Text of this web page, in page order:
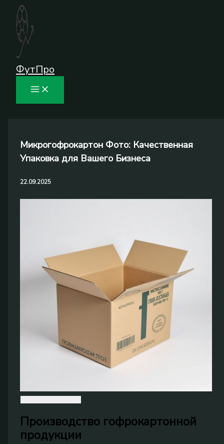
Перейти
содержимому
ФутПро
Микрогофрокартон Фото: Качественная
Упаковка для Вашего Бизнеса
22.09.2025
Производство гофрокартонной
продукции